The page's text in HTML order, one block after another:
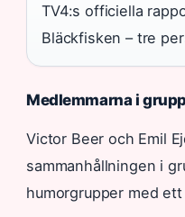
TV4:s officiella
Bläckfisken – tre
Medlemmarna i
Victor Beer och Emil
sammanhållningen i
humorgrupper med